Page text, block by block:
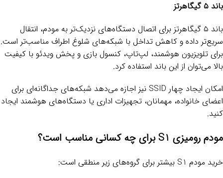
باند ۵ گیگاهرتز
باند ۵ گیگاهرتز برای اتصال دستگاه‌های نزدیک‌تر به مودم، انتقال
سریع‌تر داده و کاهش تداخل با شبکه‌های شلوغ اطراف مناسب‌تر است.
برای تلویزیون هوشمند، لپ‌تاپ، کنسول بازی و پخش ویدئو با کیفیت
بالا می‌توان از این باند استفاده کرد.
امکان ایجاد چهار SSID نیز اجازه می‌دهد شبکه‌های جداگانه‌ای برای
اعضای خانواده، مهمانان، تجهیزات اداری یا دستگاه‌های هوشمند ایجاد
کنید.
مودم رومیزی S1 برای چه کسانی مناس ب است؟
خرید مودم S1 بیشتر برای گروه‌های زیر منطقی است: